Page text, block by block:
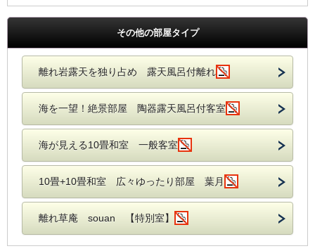
その他の部屋タイプ
離れ岩露天を独り占め 露天風呂付離れ
海を一望！絶景部屋 陶器露天風呂付客室
海が見える10畳和室 一般客室
10畳+10畳和室 広々ゆったり部屋 葉月
離れ草庵 souan 【特別室】